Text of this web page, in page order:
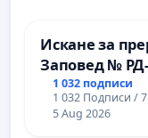
Искане за
Заповед № РД-
вливането на
промишлени
1 032 подписи
1 032 Подписи /
5 Aug 2026